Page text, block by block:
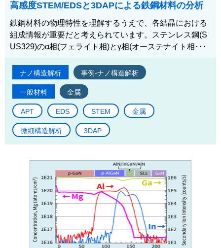
高感度STEM/EDSと3DAPによる鉄鋼材料の分析
鉄鋼材料の物理特性を理解するうえで、各結晶における
組成情報が重要だと考えられています。ステンレス鋼(S
US329)のα相(フェライト相)とγ相(オーステナイト相･･･
ナノ構造解析 事例-ナノ構造解析
一般材料 金属
APT EDS STEM 金属
微細構造解析 3DAP